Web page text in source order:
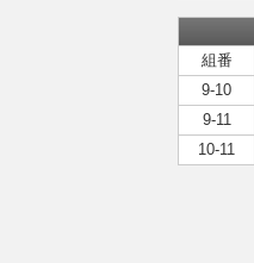
組番
9-10
9-11
10-11